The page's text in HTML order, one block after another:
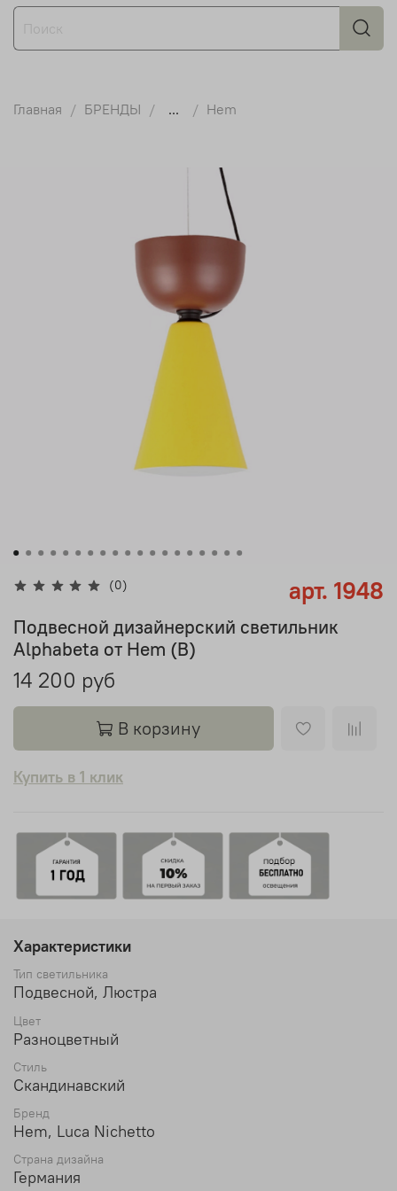
Главная БРЕНДЫ ... Hem
(0) арт. 1948
Подвесной дизайнерский светильник
Alphabeta от Hem (B)
14 200 руб
В корзину
Купить в 1 клик
Характеристики
Тип светильника
Подвесной, Люстра
Цвет
Разноцветный
Стиль
Скандинавский
Бренд
Hem, Luca Nichetto
Страна дизайна
Германия